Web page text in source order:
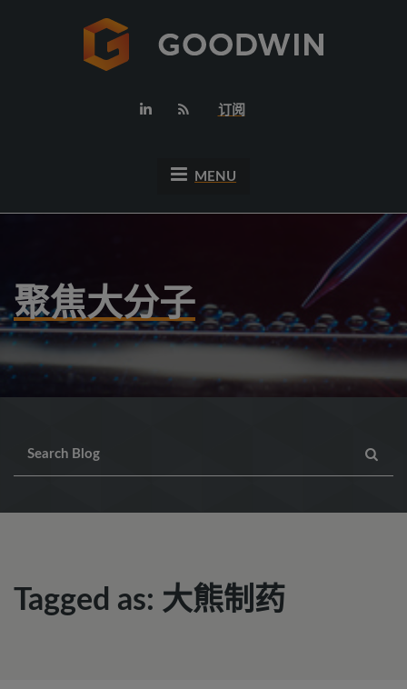
订阅
MENU
聚焦大分子
Tagged as: 大熊制药